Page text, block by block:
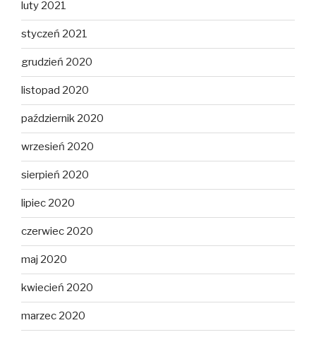
luty 2021
styczeń 2021
grudzień 2020
listopad 2020
październik 2020
wrzesień 2020
sierpień 2020
lipiec 2020
czerwiec 2020
maj 2020
kwiecień 2020
marzec 2020